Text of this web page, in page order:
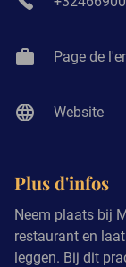
Page de
Website
Plus d'infos
Neem plaats bij
restaurant en
leggen. Bij dit